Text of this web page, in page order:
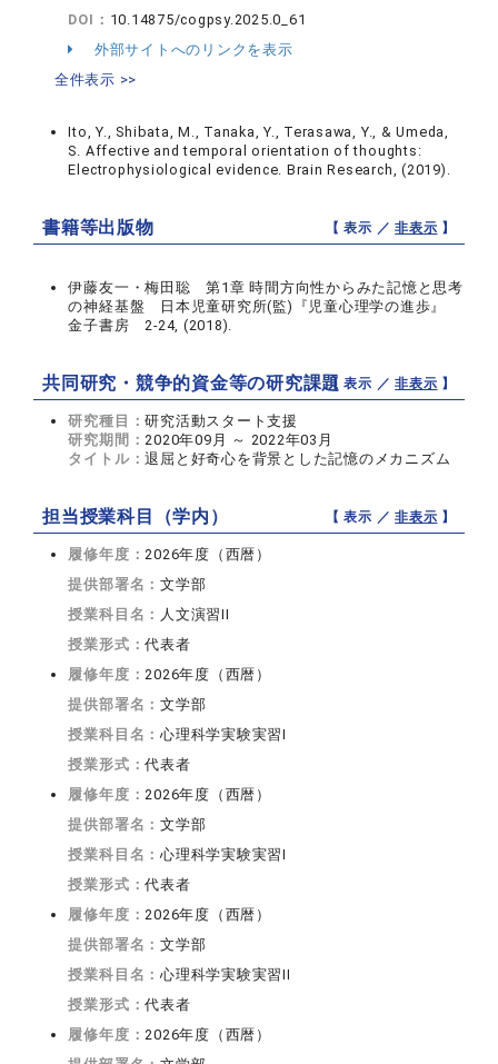
DOI： 10.14875/cogpsy.2025.0_61
外部サイトへのリンクを表示
全件表示 >>
Ito, Y., Shibata, M., Tanaka, Y., Terasawa, Y., & Umeda,
S. Affective and temporal orientation of thoughts:
Electrophysiological evidence. Brain Research, (2019).
書籍等出版物 【 表示 ／非表示 】
伊藤友一・梅田聡 第1章 時間方向性からみた記憶と思考
の神経基盤 日本児童研究所(監)『児童心理学の進歩』
金子書房 2-24, (2018).
共同研究・競争的資金等の研究課題【 表示 ／非表示 】
研究種目：研究活動スタート支援
研究期間：2020年09月 ～ 2022年03月
タイトル：退屈と好奇心を背景とした記憶のメカニズム
担当授業科目（学内） 【 表示 ／非表示 】
履修年度：2026年度（西暦）
提供部署名：文学部
授業科目名： 人文演習II
授業形式：代表者
履修年度：2026年度（西暦）
提供部署名：文学部
授業科目名：心理科学実験実習I
授業形式：代表者
履修年度：2026年度（西暦）
提供部署名：文学部
授業科目名：心理科学実験実習I
授業形式：代表者
履修年度：2026年度（西暦）
提供部署名：文学部
授業科目名：心理科学実験実習II
授業形式：代表者
履修年度：2026年度（西暦）